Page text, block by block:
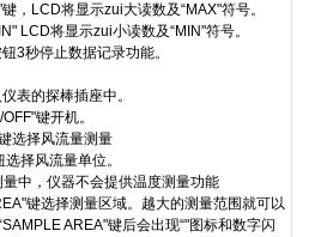
LCD将显示zui大读数及“MAX"符号。
将显示zui小读数及“MIN"符号。
秒停止数据记录功能。
的探棒插座中。
键开机。
择风流量测量
风流量单位。
，仪器不会提供温度测量功能
键选择测量区域。越大的测量范围就可以
AREA"键后会出现“"图标和数字闪